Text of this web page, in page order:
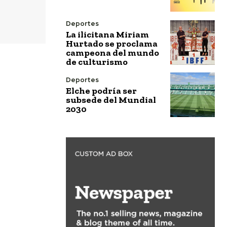
Deportes
La ilicitana Miriam
Hurtado se proclama
campeona del mundo
de culturismo
Deportes
Elche podría ser
subsede del Mundial
2030